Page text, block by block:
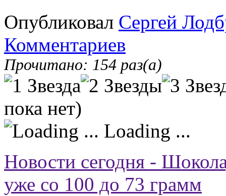
Опубликовал Сергей
Комментариев
Прочитано: 154 раз(а)
пока нет)
Loading ...
Новости сегодня -
уже со 100 до 73 грамм